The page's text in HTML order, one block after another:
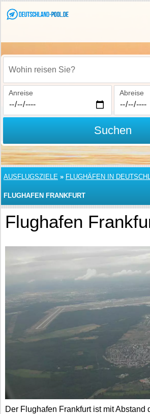
Wohin reisen Sie?
Anreise Abreise
Suchen
AUSFLUGSZIELE » FLUGHÄFEN IN
FLUGHAFEN FRANKFURT
Flughafen
Der Flughafen Frankfurt ist mit Abstand